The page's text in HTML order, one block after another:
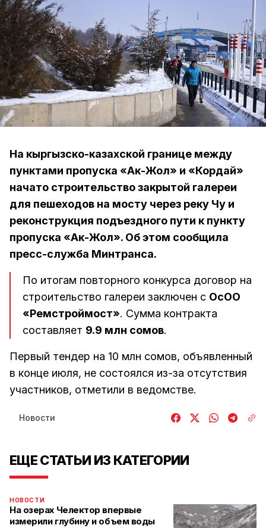
На кыргызско-казахской границе между
пунктами пропуска «Ак-Жол» и «Кордай»
начато строительство закрытой галереи
для пешеходов на мосту через реку Чу и
реконструкция подъездного пути к пункту
пропуска «Ак-Жол». Об этом сообщила
пресс-служба Минтранса.
По итогам повторного конкурса договор на
строительство галереи заключен с ОсОО
«Ремстроймост». Сумма контракта
составляет 9.9 млн сомов.
Первый тендер на 10 млн сомов, объявленный
в конце июля, не состоялся из-за отсутствия
участников, отметили в ведомстве.
Новости
ЕЩЕ СТАТЬИ ИЗ КАТЕГОРИИ
НОВОСТИ
На озерах Челектор впервые
измерили глубину и объем воды